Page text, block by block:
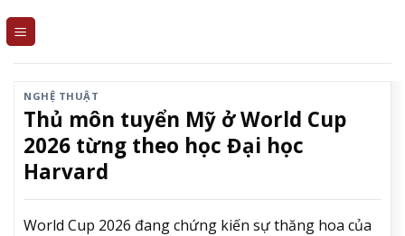
NGHỆ THUẬT
Thủ môn tuyển Mỹ ở World Cup
2026 từng theo học Đại học
Harvard
World Cup 2026 đang chứng kiến sự thăng hoa của